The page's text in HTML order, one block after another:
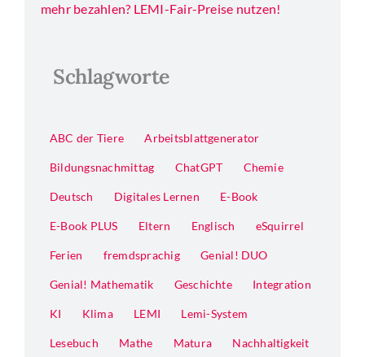
mehr bezahlen? LEMI-Fair-Preise nutzen!
Schlagworte
ABC der Tiere Arbeitsblattgenerator
Bildungsnachmittag ChatGPT Chemie
Deutsch Digitales Lernen E-Book
E-Book PLUS Eltern Englisch eSquirrel
Ferien fremdsprachig Genial! DUO
Genial! Mathematik Geschichte Integration
KI Klima LEMI Lemi-System
Lesebuch Mathe Matura Nachhaltigkeit